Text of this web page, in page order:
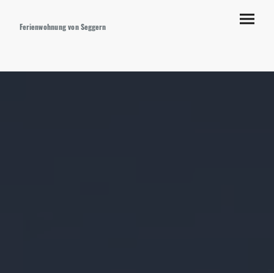
Ferienwohnung von Seggern